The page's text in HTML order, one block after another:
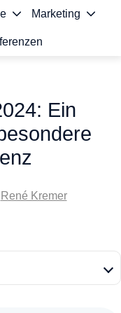
Marketing
Ein
René Kremer